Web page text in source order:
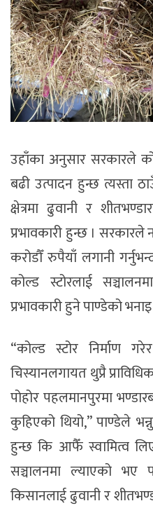
उहाँका अनुसार सरकारले
बढी उत्पादन हुन्छ त्यस्ता
क्षेत्रमा ढुवानी र
प्रभावकारी हुन्छ । सरकारले
करोडौँ रुपैयाँ लगानी
कोल्ड स्टोरलाई
प्रभावकारी हुने पाण्डेको
“कोल्ड स्टोर निर्माण
चिस्यानलगायत थुप्रै
पोहोर पहलमानपुरमा
कुहिएको थियो,” पाण्डेले
हुन्छ कि आफैँ स्वामित्व
सञ्चालनमा ल्याएको भए
किसानलाई ढुवानी र